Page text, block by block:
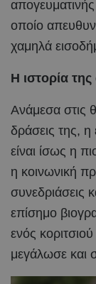
οποίο
χαμηλά
Η ιστορία
Ανάμεσα στις
δράσεις της,
είναι ίσως η
η κοινωνική
συνεδριάσεις
επίσημο
ενός
μεγάλωσε και